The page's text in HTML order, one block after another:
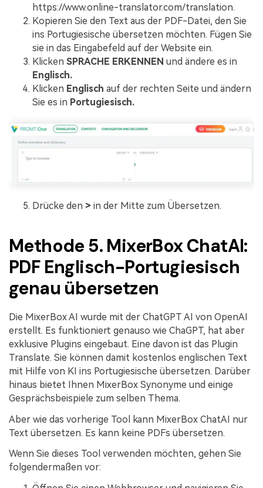
https://www.online-translator.com/translation.
Kopieren Sie den Text aus der PDF-Datei, den Sie
ins Portugiesische übersetzen möchten. Fügen Sie
sie in das Eingabefeld auf der Website ein.
Klicken SPRACHE ERKENNEN und ändere es in
Englisch.
Klicken Englisch auf der rechten Seite und ändern
Sie es in Portugiesisch.
Drücke den > in der Mitte zum Übersetzen.
Methode 5. MixerBox ChatAI:
PDF Englisch-Portugiesisch
genau übersetzen
Die MixerBox AI wurde mit der ChatGPT AI von OpenAI
erstellt. Es funktioniert genauso wie ChaGPT, hat aber
exklusive Plugins eingebaut. Eine davon ist das Plugin
Translate. Sie können damit kostenlos englischen Text
mit Hilfe von KI ins Portugiesische übersetzen. Darüber
hinaus bietet Ihnen MixerBox Synonyme und einige
Gesprächsbeispiele zum selben Thema.
Aber wie das vorherige Tool kann MixerBox ChatAI nur
Text übersetzen. Es kann keine PDFs übersetzen.
Wenn Sie dieses Tool verwenden möchten, gehen Sie
folgendermaßen vor: